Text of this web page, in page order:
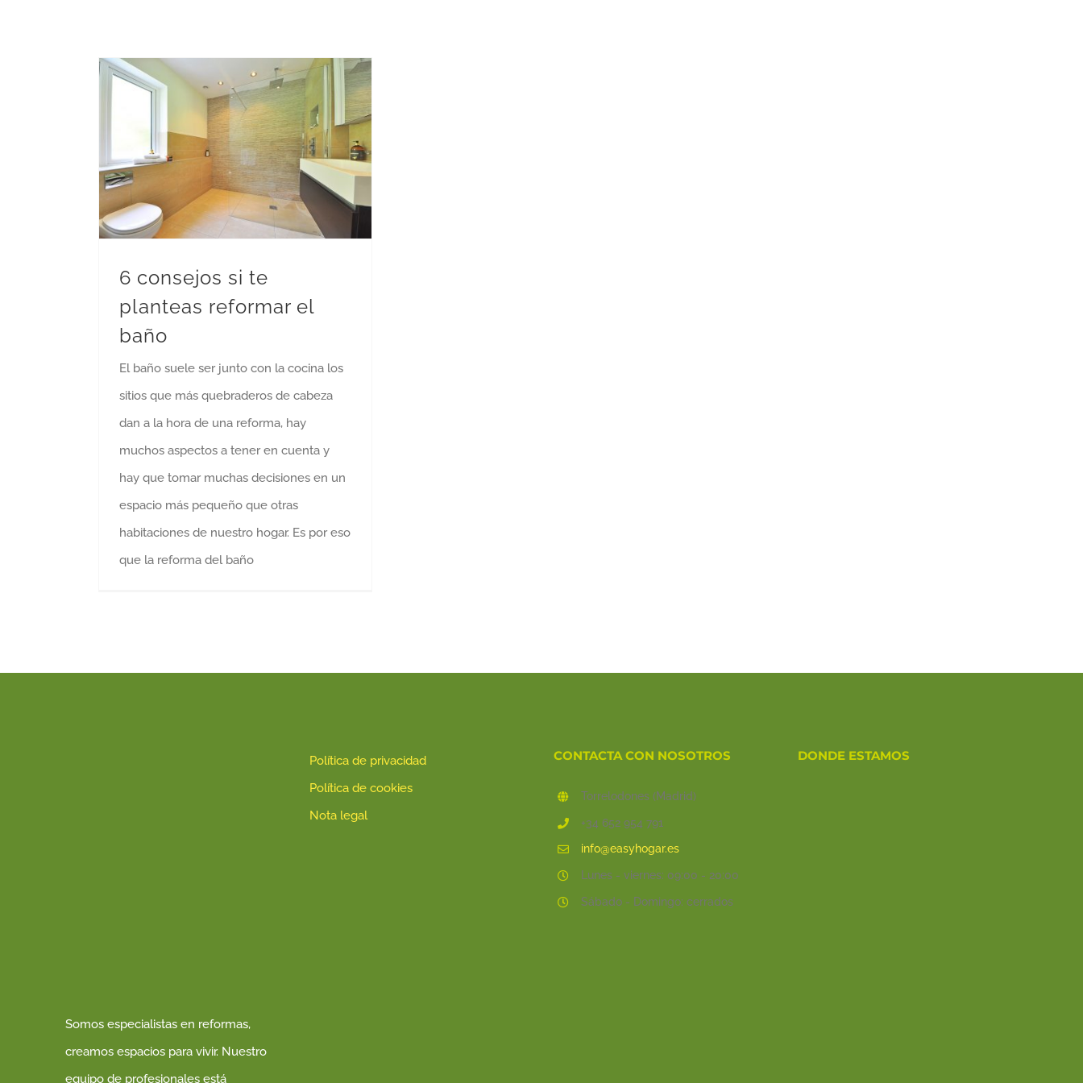
6 consejos si te
planteas reformar el
baño
El baño suele ser junto con la cocina los
sitios que más quebraderos de cabeza
dan a la hora de una reforma, hay
muchos aspectos a tener en cuenta y
hay que tomar muchas decisiones en un
espacio más pequeño que otras
habitaciones de nuestro hogar. Es por eso
que la reforma del baño
Somos especialistas en reformas,
creamos espacios para vivir. Nuestro
equipo de profesionales está
Política de privacidad
Política de cookies
Nota legal
CONTACTA CON NOSOTROS
Torrelodones (Madrid)
+34 652 954 791
info@easyhogar.es
Lunes - viernes: 09:00 - 20:00
Sábado - Domingo: cerrados
DONDE ESTAMOS